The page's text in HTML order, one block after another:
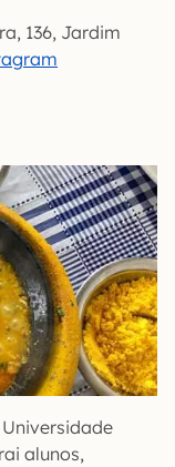
136, Jardim
alunos,